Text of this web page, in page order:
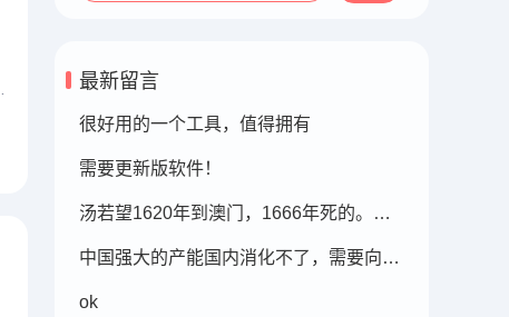
最新留言
很好用的一个工具，值得拥有
需要更新版软件！
汤若望1620年到澳门，1666年死的。此时的明朝东北地区已经被后金国成立了，在明朝灭亡的崇祯年间，汤若望还能和明朝天文学家一起到东北地区做这个制定历法的比赛，很强大啊。鹤岗，在今天的黑龙江省东部的鹤岗市
中国强大的产能国内消化不了，需要向外转移。
ok